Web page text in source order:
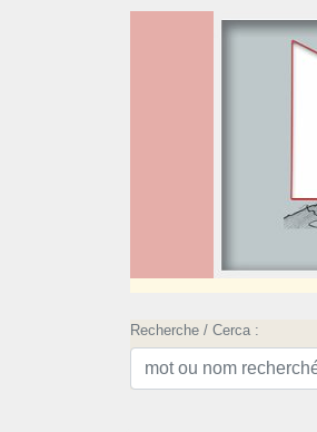
Recherche / Cerca :